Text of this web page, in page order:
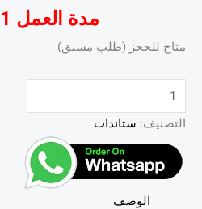
مدة العمل 1-3 ايام
متاح للحجز (طلب مسبق)
التصنيف: ستاندات
الوصف